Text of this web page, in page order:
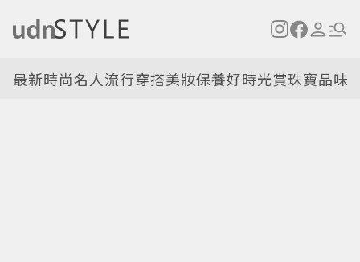
最新時尚名人流行穿搭美妝保養好時光賞珠寶品味